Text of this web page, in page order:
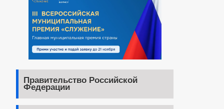
Правительство Российской
Федерации